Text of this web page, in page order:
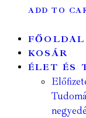
ADD TO
FŐOLDAL
KOSÁR
ÉLET ÉS